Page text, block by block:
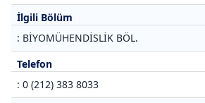
İlgili Bölüm
: BİYOMÜHENDİSLİK BÖL.
Telefon
: 0 (212) 383 8033